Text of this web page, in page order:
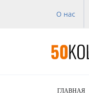
О нас
ГЛАВНАЯ